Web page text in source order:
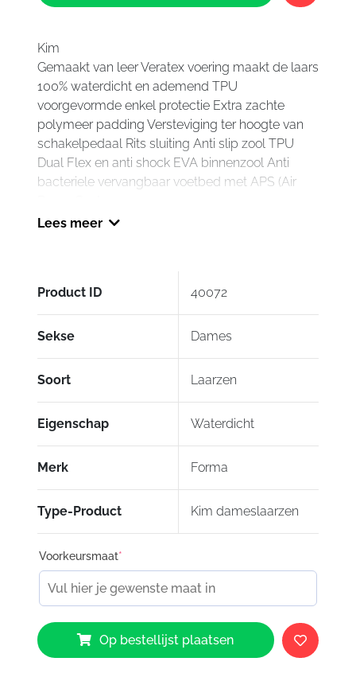
dameslaarzen
Kim
Gemaakt van leer Veratex voering maakt de laars
100% waterdicht en ademend TPU
voorgevormde enkel protectie Extra zachte
polymeer padding Versteviging ter hoogte van
schakelpedaal Rits sluiting Anti slip zool TPU
Dual Flex en anti shock EVA binnenzool Anti
bacteriele vervangbaar voetbed met APS (Air
Lees meer
Product ID 40072
Sekse Dames
Soort Laarzen
Eigenschap Waterdicht
Merk Forma
Type-Product Kim dameslaarzen
Voorkeursmaat*
Forma
Kim
dameslaarzen
Op bestellijst plaatsen